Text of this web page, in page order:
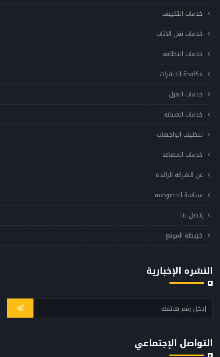
خدمات التكييف
خدمات نقل الاثاث
خدمات النظافه
مكافحة الحشرات
خدمات العزل
خدمات الصيانة
تنظيف الواجهات
خدمات المصاعد
عن الشركة الرائدة
سياسة الخصوصيه
إتصل بنا
خريطة الموقع
النشره الإخبارية
التواصل الإجتماعي